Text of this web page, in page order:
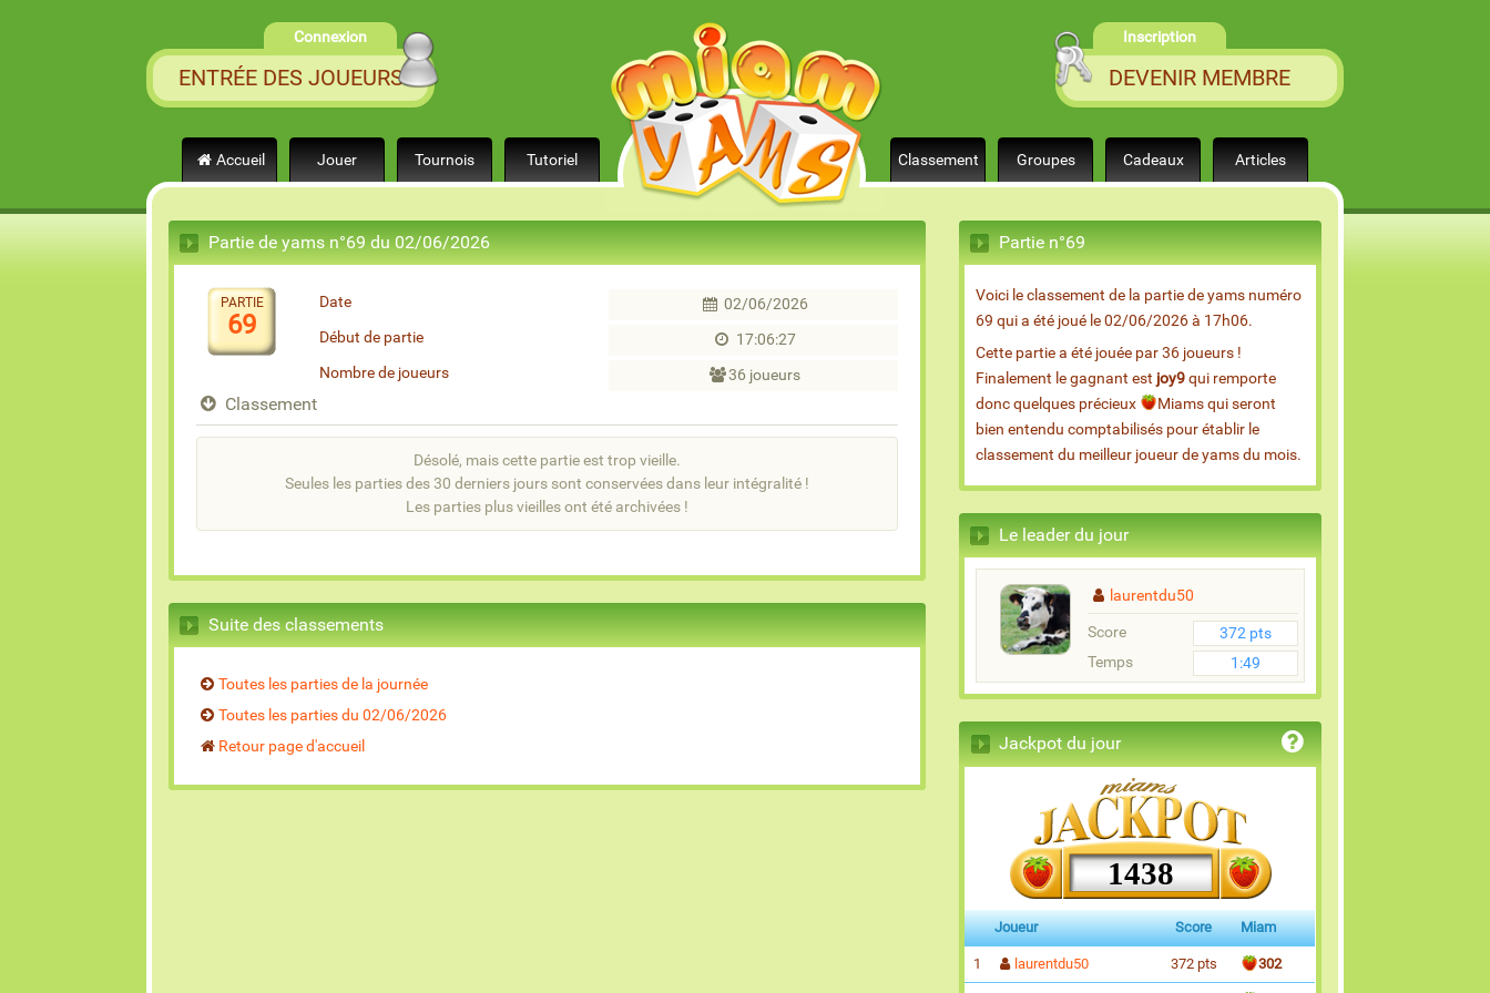
Connexion
ENTRÉE DES JOUEURS
Inscription
DEVENIR MEMBRE
Accueil Jouer Tournois Tutoriel Classement Groupes Cadeaux Articles
Partie de yams n°69 du 02/06/2026
PARTIE
69
Date
02/06/2026
Début de partie
17:06:27
Nombre de joueurs
36 joueurs
Classement
Désolé, mais cette partie est trop vieille.
Seules les parties des 30 derniers jours sont conservées dans leur intégralité !
Les parties plus vieilles ont été archivées !
Suite des classements
Toutes les parties de la journée
Toutes les parties du 02/06/2026
Retour page d'accueil
Partie n°69
Voici le classement de la partie de yams numéro
69 qui a été joué le 02/06/2026 à 17h06.
Cette partie a été jouée par 36 joueurs !
Finalement le gagnant est joy9qui remporte
donc quelques précieux
Miams qui seront
bien entendu comptabilisés pour établir le
classement du meilleur joueur de yams du mois.
Le leader du jour
laurentdu50
Score
372 pts
Temps
1:49
Jackpot du jour
1438
Joueur Score Miam
1 laurentdu50 372 pts 302